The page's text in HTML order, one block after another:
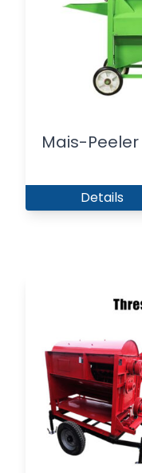
Mais-
Details